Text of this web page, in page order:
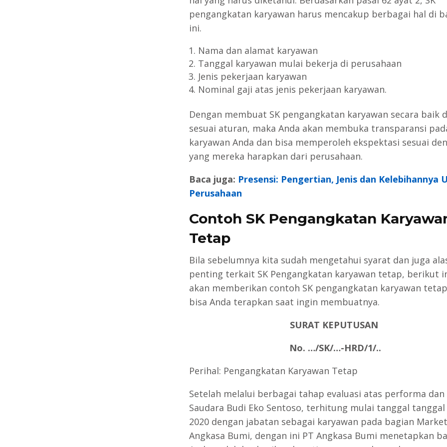
pengangkatan karyawan harus mencakup berbagai hal di
ini.
Nama dan alamat karyawan
Tanggal karyawan mulai bekerja di perusahaan
Jenis pekerjaan karyawan
Nominal gaji atas jenis pekerjaan karyawan.
Dengan membuat SK pengangkatan karyawan secara baik
sesuai aturan, maka Anda akan membuka transparansi
karyawan Anda dan bisa memperoleh ekspektasi sesuai
yang mereka harapkan dari perusahaan.
Baca juga: Presensi: Pengertian, Jenis dan Kelebihannya
Perusahaan
Contoh SK Pengangkatan
Tetap
Bila sebelumnya kita sudah mengetahui syarat dan juga
penting terkait SK Pengangkatan karyawan tetap, berikut
akan memberikan contoh SK pengangkatan karyawan
bisa Anda terapkan saat ingin membuatnya.
SURAT KEPUTUSAN
No. …/SK/…-HRD/1/..
Perihal: Pengangkatan Karyawan Tetap
Setelah melalui berbagai tahap evaluasi atas performa
Saudara Budi Eko Sentoso, terhitung mulai tanggal
2020 dengan jabatan sebagai karyawan pada bagian
Angkasa Bumi, dengan ini PT Angkasa Bumi menetapkan